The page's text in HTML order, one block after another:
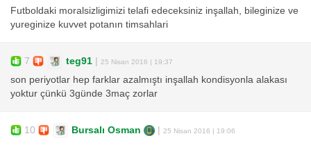
Futboldaki moralsizligimizi telafi edeceksiniz inşallah, bileginize ve
yureginize kuvvet potanın timsahlari
7 teg91 25 Nisan 2016 | 19:37
son periyotlar hep farklar azalmıştı inşallah kondisyonla alakası
yoktur çünkü 3günde 3maç zorlar
10 Bursalı Osman 25 Nisan 2016 | 19:06